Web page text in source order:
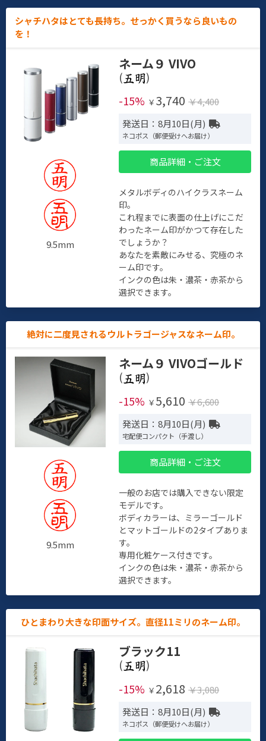
シャチハタはとても長持ち。せっかく買うなら良いもの
を！
9.5mm
ネーム９ VIVO
(
)
-15% ￥ 3,740 ￥4,400
発送日：8月10日(月)
ネコポス（郵便受けへお届け）
商品詳細・ご注文
メタルボディのハイクラスネーム
印。
これ程までに表面の仕上げにこだ
わったネーム印がかつて存在した
でしょうか？
あなたを素敵にみせる、究極のネ
ーム印です。
インクの色は朱・濃茶・赤茶から
選択できます。
絶対に二度見されるウルトラゴージャスなネーム印。
9.5mm
ネーム９ VIVOゴールド
(
)
-15% ￥ 5,610 ￥6,600
発送日：8月10日(月)
宅配便コンパクト（手渡し）
商品詳細・ご注文
一般のお店では購入できない限定
モデルです。
ボディカラーは、ミラーゴールド
とマットゴールドの2タイプありま
す。
専用化粧ケース付きです。
インクの色は朱・濃茶・赤茶から
選択できます。
ひとまわり大きな印面サイズ。直径11ミリのネーム印。
ブラック11
(
)
-15% ￥ 2,618 ￥3,080
発送日：8月10日(月)
ネコポス（郵便受けへお届け）